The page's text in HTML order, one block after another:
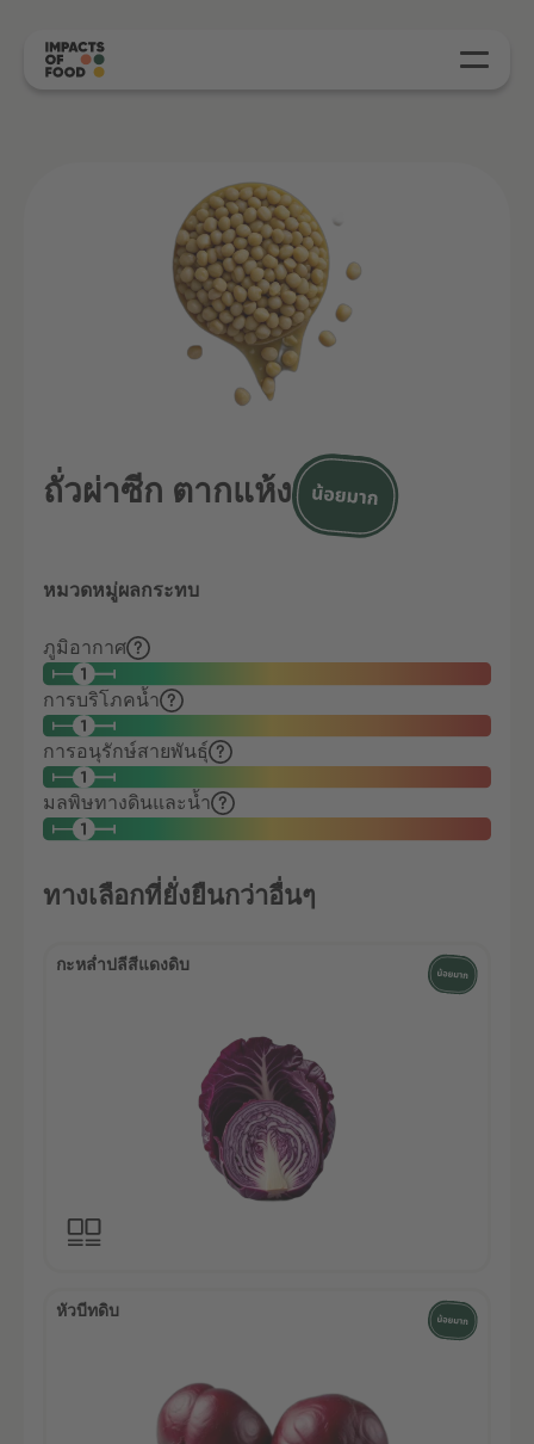
ถั่วผ่าซีก ตากแห้ง
หมวดหมู่ผลกระทบ
ภูมิอากาศ
การบริโภคน้ำ
การอนุรักษ์สายพันธุ์
มลพิษทางดินและน้ำ
ทางเลือกที่ยั่งยืนกว่าอื่นๆ
กะหล่ำปลีสีแดงดิบ
หัวบีทดิบ